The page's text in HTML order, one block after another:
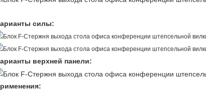
силы:
верхней панели: